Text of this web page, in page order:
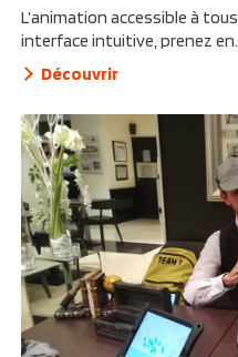
L’animation accessible à
interface intuitive, prenez
Découvrir